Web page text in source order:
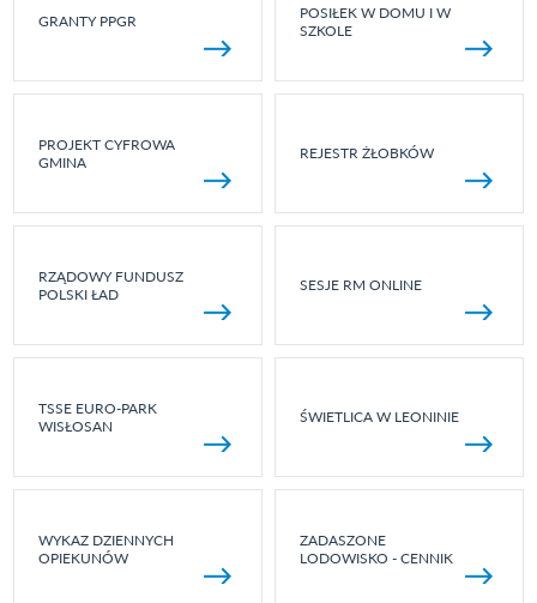
GRANTY PPGR
POSIŁEK W DOMU I W
SZKOLE
PROJEKT CYFROWA
GMINA
REJESTR ŻŁOBKÓW
RZĄDOWY FUNDUSZ
POLSKI ŁAD
SESJE RM ONLINE
TSSE EURO-PARK
WISŁOSAN
ŚWIETLICA W LEONINIE
WYKAZ DZIENNYCH
OPIEKUNÓW
ZADASZONE
LODOWISKO - CENNIK